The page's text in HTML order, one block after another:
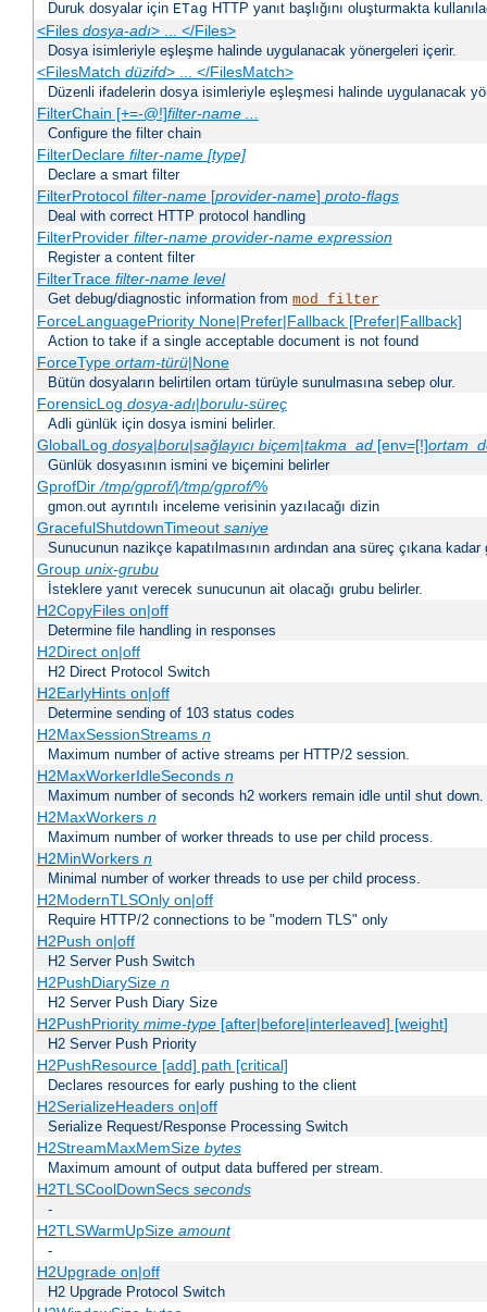
Duruk dosyalar için ETag HTTP yanıt başlığını oluşturmakta
<Files dosya-adı> ... </Files>
Dosya isimleriyle eşleşme halinde uygulanacak yönergeleri içerir.
<FilesMatch düzifd> ... </FilesMatch>
Düzenli ifadelerin dosya isimleriyle eşleşmesi halinde uygulanacak
FilterChain [+=-@!]filter-name ...
Configure the filter chain
FilterDeclare filter-name [type]
Declare a smart filter
FilterProtocol filter-name[provider-name] proto-flags
Deal with correct HTTP protocol handling
FilterProvider filter-name provider-name expression
Register a content filter
FilterTrace filter-name level
Get debug/diagnostic information from mod_filter
ForceLanguagePriority None|Prefer|Fallback [Prefer|Fallback]
Action to take if a single acceptable document is not found
ForceType ortam-türü|None
Bütün dosyaların belirtilen ortam türüyle sunulmasına sebep olur.
ForensicLog dosya-adı|borulu-süreç
Adli günlük için dosya ismini belirler.
GlobalLog dosya|boru|sağlayıcı biçem|takma_ad[env=[!]
Günlük dosyasının ismini ve biçemini belirler
GprofDir/tmp/gprof/|/tmp/gprof/%
gmon.out ayrıntılı inceleme verisinin yazılacağı dizin
GracefulShutdownTimeout saniye
Sunucunun nazikçe kapatılmasının ardından ana süreç çıkana
Group unix-grubu
İsteklere yanıt verecek sunucunun ait olacağı grubu belirler.
H2CopyFiles on|off
Determine file handling in responses
H2Direct on|off
H2 Direct Protocol Switch
H2EarlyHints on|off
Determine sending of 103 status codes
H2MaxSessionStreams n
Maximum number of active streams per HTTP/2 session.
H2MaxWorkerIdleSeconds n
Maximum number of seconds h2 workers remain idle until shut down.
H2MaxWorkers n
Maximum number of worker threads to use per child process.
H2MinWorkers n
Minimal number of worker threads to use per child process.
H2ModernTLSOnly on|off
Require HTTP/2 connections to be "modern TLS" only
H2Push on|off
H2 Server Push Switch
H2PushDiarySize n
H2 Server Push Diary Size
H2PushPriority mime-type[after|before|interleaved] [weight]
H2 Server Push Priority
H2PushResource [add] path [critical]
Declares resources for early pushing to the client
H2SerializeHeaders on|off
Serialize Request/Response Processing Switch
H2StreamMaxMemSize bytes
Maximum amount of output data buffered per stream.
H2TLSCoolDownSecs seconds
-
H2TLSWarmUpSize amount
-
H2Upgrade on|off
H2 Upgrade Protocol Switch